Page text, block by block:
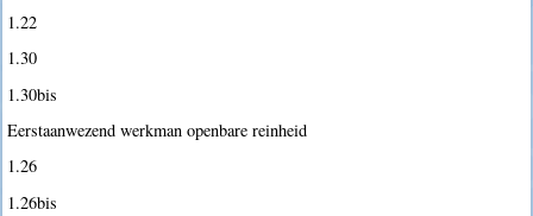
1.22
1.30
1.30bis
Eerstaanwezend werkman openbare reinheid
1.26
1.26bis